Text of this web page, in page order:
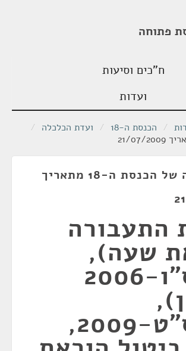
פתוחה
ח"כים וסיעות
ועדות
/ הכנסת ה-18 / ועדת הכלכלה /
2009
ישיבת ועדה של הכנסת ה-18 מתאריך
התעבורה
שעה),
התשס"ו-2006
התשס"ט-2009,